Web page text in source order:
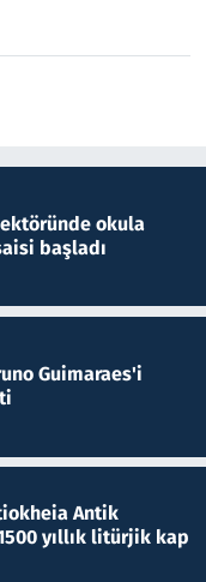
okula
başladı
Guimaraes'i
Antik
yıllık litürjik kap